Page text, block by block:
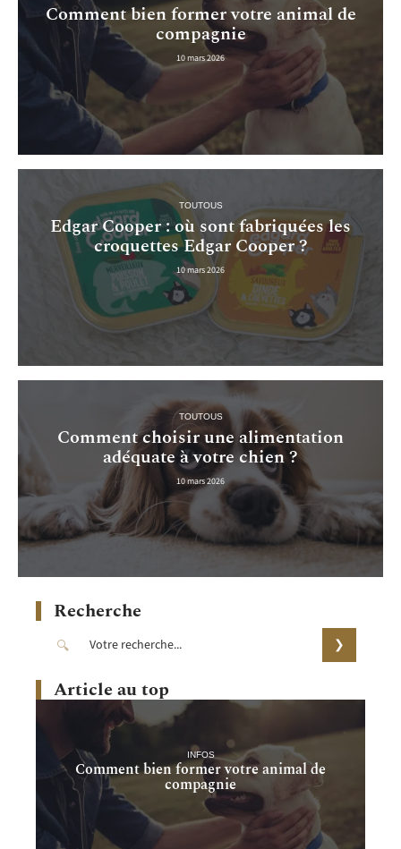
Comment bien former votre animal de
compagnie
10 mars 2026
TOUTOUS
Edgar Cooper : où sont fabriquées les
croquettes Edgar Cooper ?
10 mars 2026
TOUTOUS
Comment choisir une alimentation
adéquate à votre chien ?
10 mars 2026
Recherche
Article au top
INFOS
Comment bien former votre animal de
compagnie